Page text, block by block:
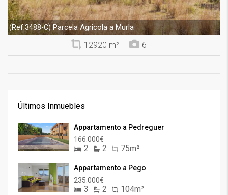
(Ref.3488-C)Parcela Agricola a Murla
12920 m² 6
Últimos Inmuebles
Appartamento a Pedreguer
166.000€
2 2 75m²
Appartamento a Pego
235.000€
3 2 104m²